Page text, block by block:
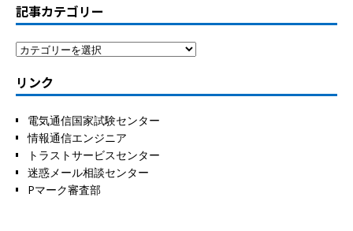
記事カテゴリー
リンク
電気通信国家試験センター
情報通信エンジニア
トラストサービスセンター
迷惑メール相談センター
Pマーク審査部